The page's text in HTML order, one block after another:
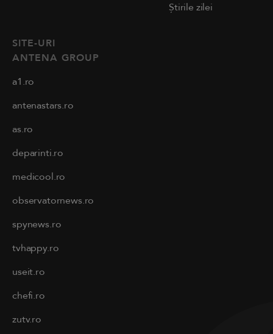
Știrile zilei
SITE-URI
ANTENA GROUP
a1.ro
antenastars.ro
as.ro
deparinti.ro
medicool.ro
observatornews.ro
spynews.ro
tvhappy.ro
useit.ro
chefi.ro
zutv.ro